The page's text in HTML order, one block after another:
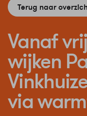
Terug naar
Vanaf
wijken
via